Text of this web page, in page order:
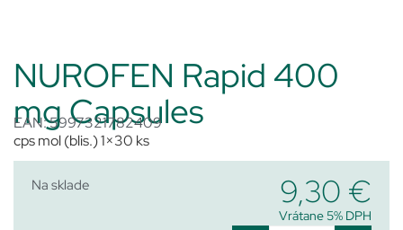
NUROFEN Rapid 400
mg Capsules
EAN: 5997321782409
cps mol (blis.) 1×30 ks
Na sklade 9,30 €
Vrátane 5% DPH